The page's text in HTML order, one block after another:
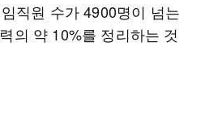
직원 수가 4900명이 넘는
의 약 10%를 정리하는 것